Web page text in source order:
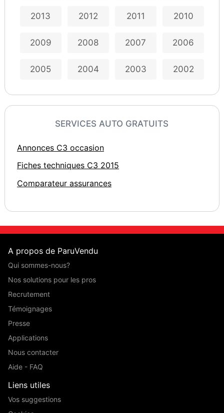
2013 2012 2011 2010
2009 2008 2007 2006
2005 2004 2003 2002
SERVICES AUTO GRATUITS
Annonces C3 occasion
Fiches techniques C3 2015
Comparateur assurances
A propos de ParuVendu
Qui sommes-nous?
Nos solutions pour les pros
Recrutement
Témoignages
Presse
Applications
Nous contacter
Aide - FAQ
Liens utiles
Vos suggestions